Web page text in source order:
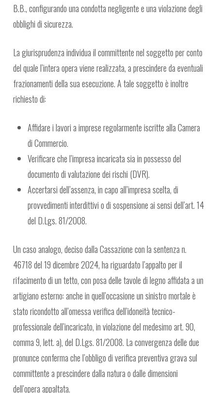
B.B., configurando una condotta negligente e una violazione degli
obblighi di sicurezza.
La giurisprudenza individua il committente nel soggetto per conto
del quale l’intera opera viene realizzata, a prescindere da eventuali
frazionamenti della sua esecuzione. A tale soggetto è inoltre
richiesto di:
Affidare i lavori a imprese regolarmente iscritte alla Camera
di Commercio.
Verificare che l’impresa incaricata sia in possesso del
documento di valutazione dei rischi (DVR).
Accertarsi dell’assenza, in capo all’impresa scelta, di
provvedimenti interdittivi o di sospensione ai sensi dell’art. 14
del D.Lgs. 81/2008.
Un caso analogo, deciso dalla Cassazione con la sentenza n.
46718 del 19 dicembre 2024, ha riguardato l’appalto per il
rifacimento di un tetto, con posa delle tavole di legno affidata a un
artigiano esterno: anche in quell’occasione un sinistro mortale è
stato ricondotto all’omessa verifica dell’idoneità tecnico-
professionale dell’incaricato, in violazione del medesimo art. 90,
comma 9, lett. a), del D.Lgs. 81/2008. La convergenza delle due
pronunce conferma che l’obbligo di verifica preventiva grava sul
committente a prescindere dalla natura o dalle dimensioni
dell’opera appaltata.